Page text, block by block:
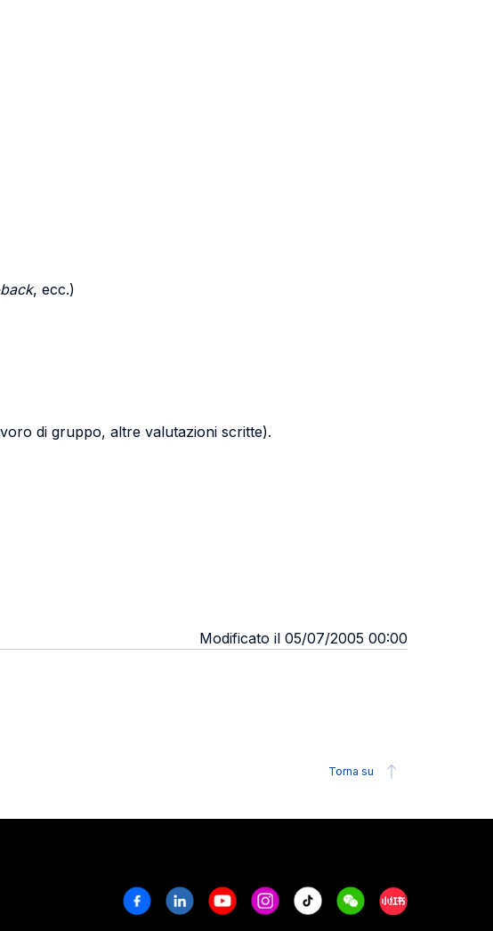
, ecc.)
di gruppo, altre valutazioni scritte).
Modificato il 05/07/2005 00:00
Torna su
FacebookLinkedinYoutubeInstagram
Tiktok WeechatXiaohongshu/